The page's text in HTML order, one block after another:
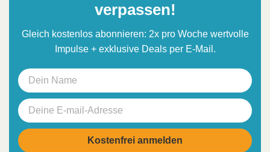
verpassen!
Gleich kostenlos abonnieren: 2x pro Woche wertvolle
Impulse + exklusive Deals per E-Mail.